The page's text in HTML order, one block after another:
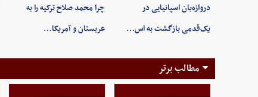
دروازه‌بان اسپانیایی در
یک‌قدمی بازگشت به اس…
چرا محمد صلاح ترکیه را به
عربستان و آمریکا…
مطالب برتر